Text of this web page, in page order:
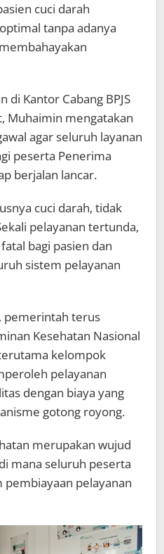
cuci darah
tanpa adanya
di Kantor Cabang BPJS
Muhaimin mengatakan
agar seluruh layanan
peserta Penerima
berjalan lancar.
cuci darah, tidak
pelayanan tertunda,
bagi pasien dan
sistem pelayanan
pemerintah terus
Kesehatan Nasional
kelompok
pelayanan
dengan biaya yang
gotong royong.
merupakan wujud
mana seluruh peserta
pelayanan